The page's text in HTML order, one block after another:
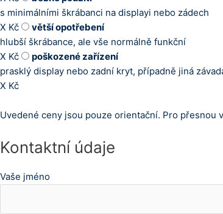
s minimálními škrábanci na displayi nebo zádech
X Kč
větší opotřebení
hlubší škrábance, ale vše normálně funkční
X Kč
poškozené zařízení
prasklý display nebo zadní kryt, případně jiná
X Kč
Uvedené ceny jsou pouze orientační. Pro přesnou
Kontaktní údaje
Vaše jméno